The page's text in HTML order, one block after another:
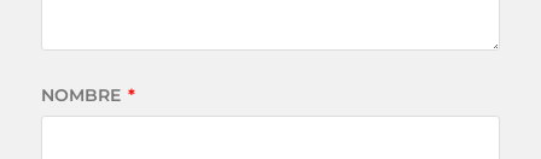
NOMBRE *